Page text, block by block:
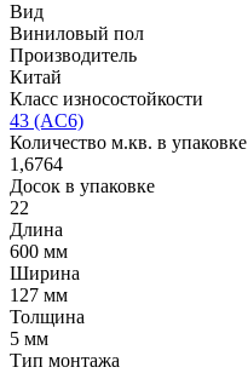
Вид
Виниловый пол
Производитель
Китай
Класс износостойкости
43 (AC6)
Количество м.кв. в упаковке
1,6764
Досок в упаковке
22
Длина
600 мм
Ширина
127 мм
Толщина
5 мм
Тип монтажа